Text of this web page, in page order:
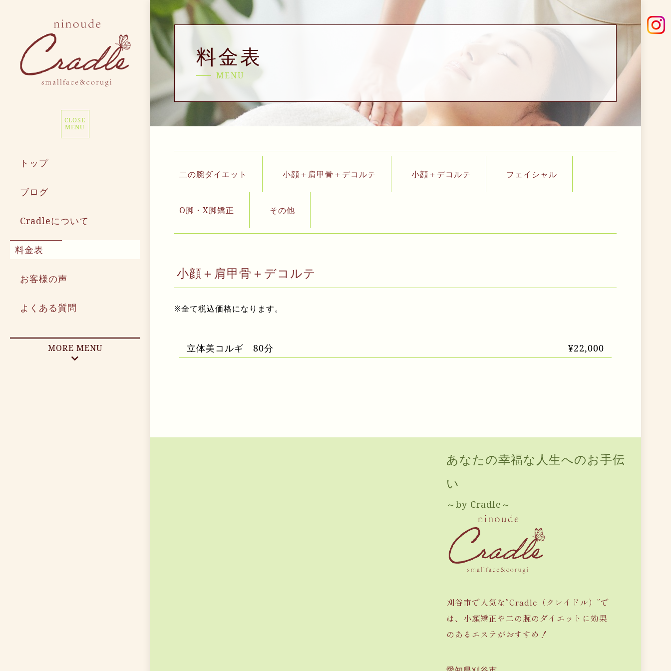
CLOSE
MENU
トップ
ブログ
Cradleについて
料金表
お客様の声
よくある質問
MORE MENU
料金表
MENU
二の腕ダイエット 小顔＋肩甲骨＋デコルテ 小顔＋デコルテ フェイシャル
O脚・X脚矯正 その他
小顔＋肩甲骨＋デコルテ
※全て税込価格になります。
立体美コルギ 80分 ¥22,000
あなたの幸福な人生へのお手伝
い
～by Cradle～
刈谷市で人気な”Cradle（クレイドル）”で
は、小顔矯正や二の腕のダイエットに効果
のあるエステがおすすめ！